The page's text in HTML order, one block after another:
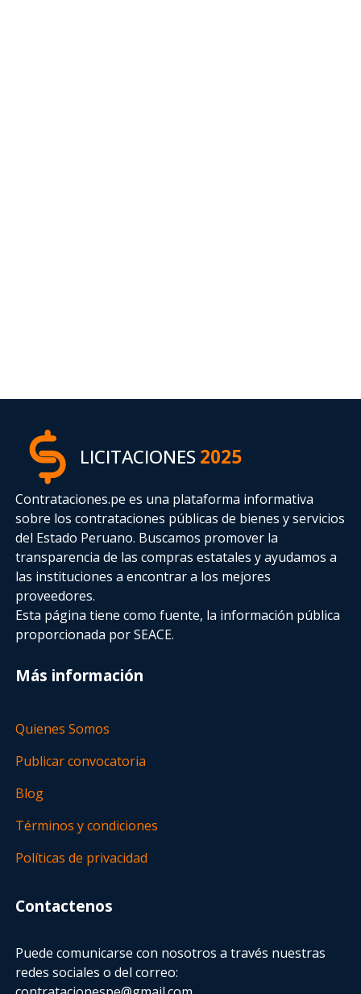
LICITACIONES2025
Contrataciones.pe es una plataforma informativa
sobre los contrataciones públicas de bienes y servicios
del Estado Peruano. Buscamos promover la
transparencia de las compras estatalesy ayudamos a
las instituciones a encontrar a los mejores
proveedores.
Esta página tiene como fuente, la información pública
proporcionada por SEACE.
Más información
Quienes Somos
Publicar convocatoria
Blog
Términos y condiciones
Políticas de privacidad
Contactenos
Puede comunicarse con nosotros a través nuestras
redes sociales o del correo: